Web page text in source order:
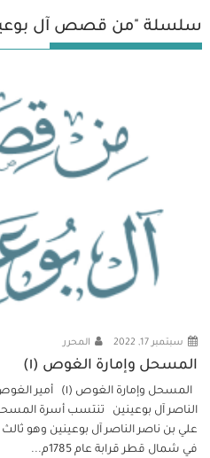
سلسلة "من قصص آل
سبتمبر 17, 2022 المحرر
المسحل وإمارة الغوص (١)
المسحل وإمارة
الناصر آل بوعينين تنتسب أسرة
علي بن ناصر الناصر آل بوعينين وهو
في شمال قطر قرابة عام 1785م...